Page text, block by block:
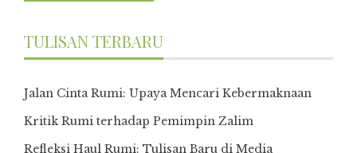
TULISAN TERBARU
Jalan Cinta Rumi: Upaya Mencari Kebermaknaan
Kritik Rumi terhadap Pemimpin Zalim
Refleksi Haul Rumi: Tulisan Baru di Media